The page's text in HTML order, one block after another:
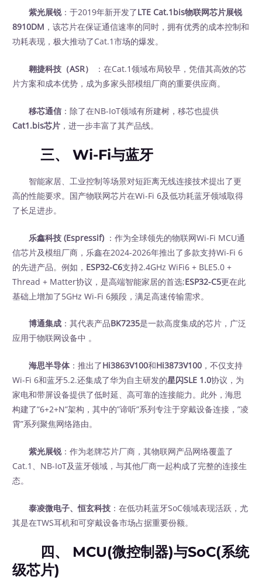
紫光展锐：于2019年新开发了LTE Cat.1bis物联网芯片展锐
8910DM ，该芯片在保证通信速率的同时，拥有优秀的成本控制和
功耗表现，极大推动了Cat.1市场的爆发。
翱捷科技（ASR）
‍ ：在Cat.1领域布局较早，凭借其高效的芯
片方案和成本优势，成为多家头部模组厂商的重要供应商。
移芯通信 ：除了在NB-IoT领域有所建树，移芯也提供
Cat1.bis芯片 ，进一步丰富了其产品线。
三、 Wi-Fi与蓝牙
智能家居、工业控制等场景对短距离无线连接技术提出了更
高的性能要求。国产物联网芯片在Wi-Fi 6及低功耗蓝牙领域取得
了长足进步。
乐鑫科技 (Espressif) ：作为全球领先的物联网Wi-Fi MCU通
信芯片及模组厂商，乐鑫在2024-2026年推出了多款支持Wi-Fi 6
的先进产品。例如， ESP32-C6支持2.4GHz WiFi6 + BLE5.0 +
Thread + Matter协议，是高端智能家居的首选;ESP32-C5更在此
基础上增加了5GHz Wi-Fi 6频段，满足高速传输需求。
博通集成 ：其代表产品BK7235是一款高度集成的芯片，广泛
应用于物联网设备中 。
海思半导体：推出了Hi3863V100和Hi3873V100 ，不仅支持
Wi-Fi 6和蓝牙5.2.还集成了华为自主研发的星闪SLE 1.0协议，为
家电和带屏设备提供了低时延、高可靠的连接能力。此外，海思
构建了”6+2+N”架构，其中的”谛听”系列专注于穿戴设备连接，”凌
霄”系列聚焦网络路由。
紫光展锐：作为老牌芯片厂商，其物联网产品网络覆盖了
Cat.1、NB-IoT及蓝牙领域，与其他厂商一起构成了完整的连接生
态。
泰凌微电子、恒玄科技 ：在低功耗蓝牙SoC领域表现活跃，尤
其是在TWS耳机和可穿戴设备市场占据重要份额。
四、 MCU(微控制器)与SoC(系统
级芯片)